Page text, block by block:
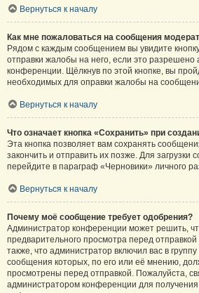
Вернуться к началу
Как мне пожаловаться на сообщения
Рядом с каждым сообщением вы увидите
отправки жалобы на него, если это разрешено
конференции. Щёлкнув по этой кнопке, вы
необходимых для оправки жалобы на
Вернуться к началу
Что означает кнопка «Сохранить» при
Эта кнопка позволяет вам сохранять
закончить и отправить их позже. Для загрузки
перейдите в параграф «Черновики» личного
Вернуться к началу
Почему моё сообщение требует одобрения?
Администратор конференции может решить,
предварительного просмотра перед
также, что администратор включил вас в
сообщения которых, по его или её мнению,
просмотрены перед отправкой. Пожалуйста,
администратором конференции для